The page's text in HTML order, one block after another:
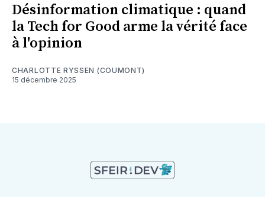
Désinformation climatique : quand
la Tech for Good arme la vérité face
à l'opinion
CHARLOTTE RYSSEN (COUMONT)
15 décembre 2025